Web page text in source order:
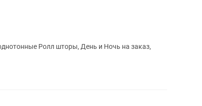
Ролл шторы, День и Ночь на заказ,